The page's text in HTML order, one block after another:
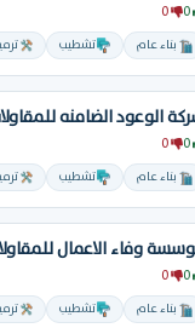
بناء عام تشطيب
الوعود الضامنه
بناء عام تشطيب
وفاء الاعمال
بناء عام تشطيب